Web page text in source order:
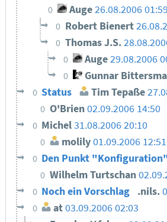
0 Auge26.08.2006 01:59
0 Robert Bienert
0 Thomas J.S.
0 Auge29.08.2006
0 Gunnar
0 Status Tim Tepaße
0 O'Brien02.09.2006 14:50
0 Michel31.08.2006 20:10
0 molily 01.09.2006 12:51
0 Den Punkt
0 Wilhelm Turtschan
0 Noch ein Vorschlag .nils.
0 at03.09.2006 02:03